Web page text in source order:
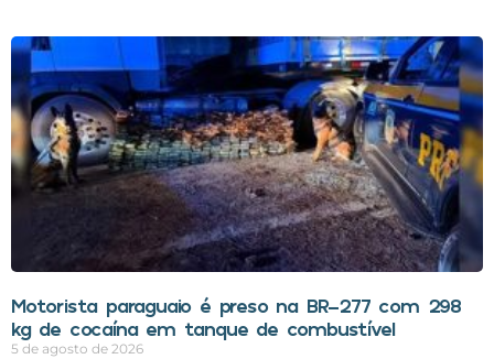
Motorista paraguaio é preso na BR-277 com 298
kg de cocaína em tanque de combustível
5 de agosto de 2026